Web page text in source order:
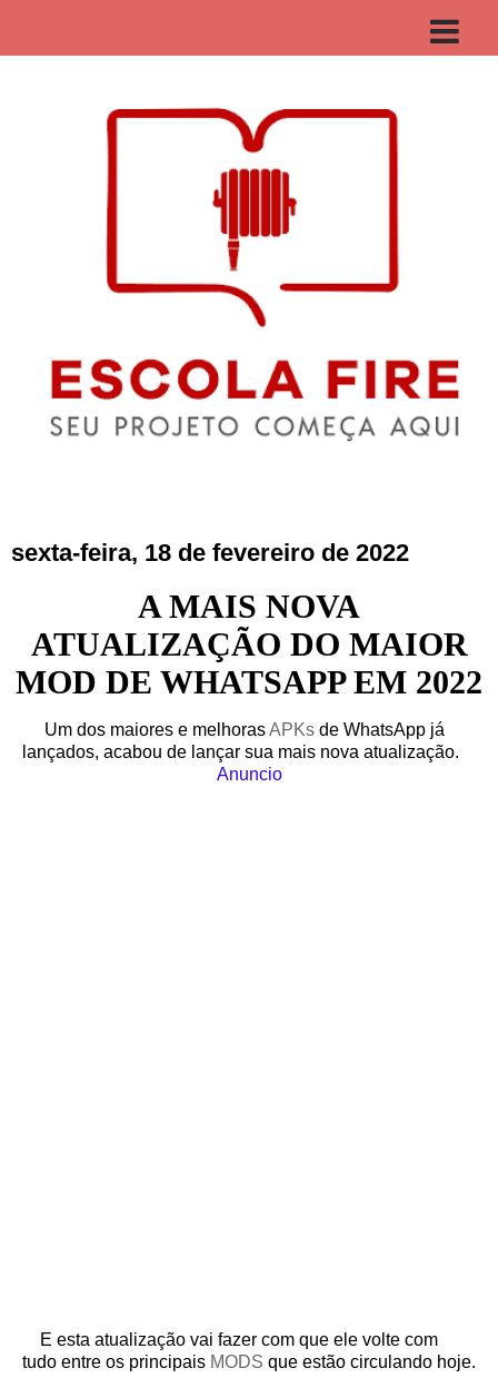
sexta-feira, 18 de fevereiro de 2022
A MAIS NOVA
ATUALIZAÇÃO DO MAIOR
MOD DE WHATSAPP EM 2022
Um dos maiores e melhorasAPKs de WhatsApp já
lançados, acabou de lançar sua mais nova atualização.
Anuncio
E esta atualização vai fazer com que ele volte com
tudo entre os principais MODS que estão circulando hoje.